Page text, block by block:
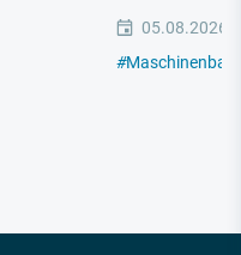
05.08.2026
#Maschinenbau